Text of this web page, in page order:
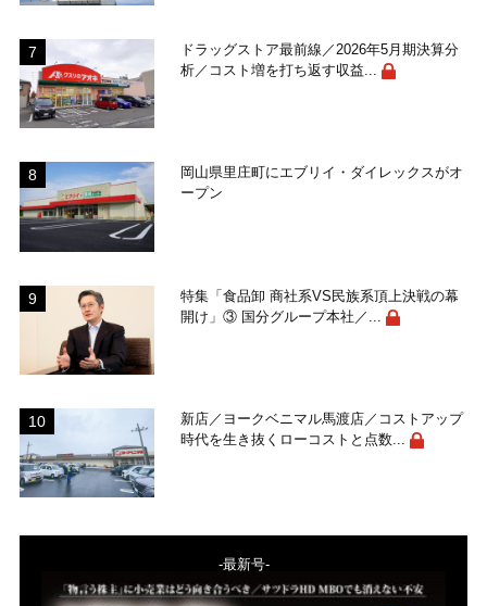
ドラッグストア最前線／2026年5月期決算分
析／コスト増を打ち返す収益...
岡山県里庄町にエブリイ・ダイレックスがオ
ープン
特集「食品卸 商社系VS民族系頂上決戦の幕
開け」③ 国分グループ本社／...
新店／ヨークベニマル馬渡店／コストアップ
時代を生き抜くローコストと点数...
-最新号-